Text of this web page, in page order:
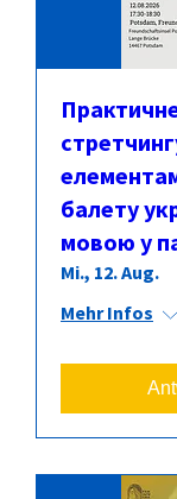
балету
мовою у
Mi., 12. Aug.
Mehr Infos